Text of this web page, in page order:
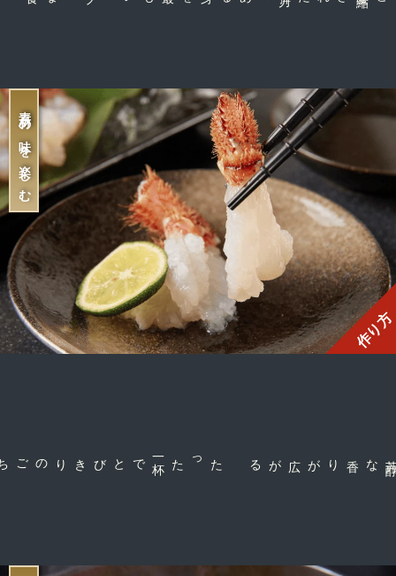
素材の味を楽しむ
作り方
な香りが広がる
たった一
杯
で